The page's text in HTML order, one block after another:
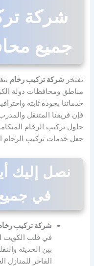
شركة
جميع
تفتخر شركة تركيب رخام
مناطق ومحافظات دولة
خدماتنا بجودة ثابتة
فإن فريقنا المتنقل
حلول تركيب الرخام
جعل خدمات تركيب الرخام
نصل إليك
في
شركة تركيب
في قلب الكويت
بين الحديثة
الفاخر للمنازل